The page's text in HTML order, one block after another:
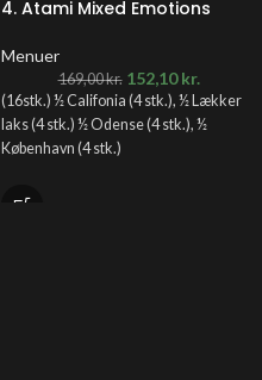
4. Atami Mixed Emotions
Menuer
169,00kr. 152,10kr.
(16stk.) ½ Califonia (4 stk.), ½ Lækker
laks (4 stk.) ½ Odense (4 stk.), ½
København (4 stk.)